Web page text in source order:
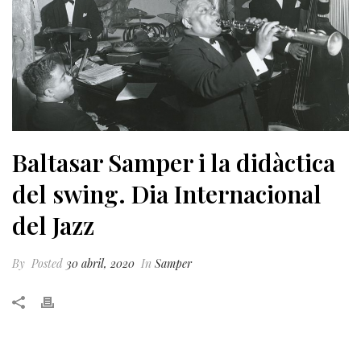
Baltasar Samper i la didàctica
del swing. Dia Internacional
del Jazz
By Posted 30 abril, 2020 In Samper